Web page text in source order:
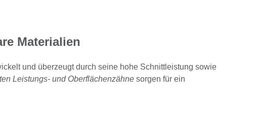
Materialien
und überzeugt durch seine hohe Schnittleistung sowie
Leistungs- und Oberflächenzähne sorgen für ein